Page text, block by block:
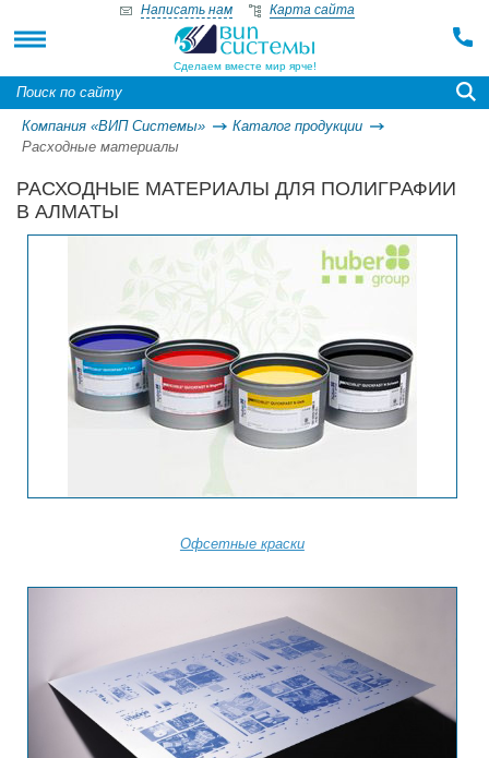
Сделаем вместе мир ярче!
Написать нам Карта сайта
Компания «ВИП Системы»
Каталог продукции
Расходные материалы
РАСХОДНЫЕ МАТЕРИАЛЫ ДЛЯ ПОЛИГРАФИИ
В АЛМАТЫ
Офсетные краски